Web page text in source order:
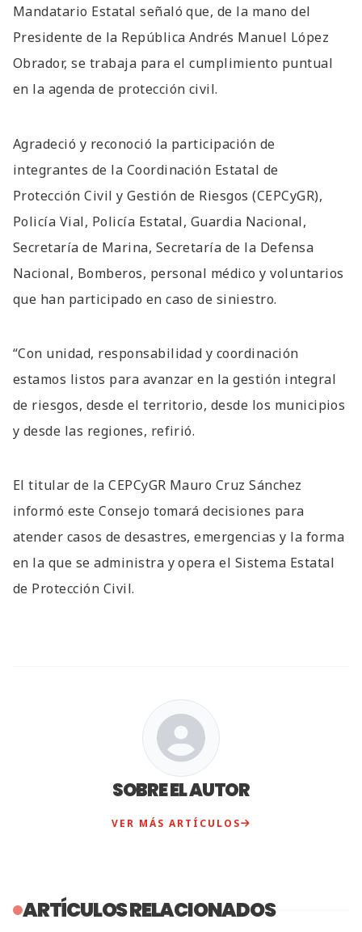
Mandatario Estatal señaló que, de la mano del
Presidente de la República Andrés Manuel López
Obrador, se trabaja para el cumplimiento puntual
en la agenda de protección civil.
Agradeció y reconoció la participación de
integrantes de la Coordinación Estatal de
Protección Civil y Gestión de Riesgos (CEPCyGR),
Policía Vial, Policía Estatal, Guardia Nacional,
Secretaría de Marina, Secretaría de la Defensa
Nacional, Bomberos, personal médico y voluntarios
que han participado en caso de siniestro.
“Con unidad, responsabilidad y coordinación
estamos listos para avanzar en la gestión integral
de riesgos, desde el territorio, desde los municipios
y desde las regiones, refirió.
El titular de la CEPCyGR Mauro Cruz Sánchez
informó este Consejo tomará decisiones para
atender casos de desastres, emergencias y la forma
en la que se administra y opera el Sistema Estatal
de Protección Civil.
SOBRE EL AUTOR
VER MÁS ARTÍCULOS
ARTÍCULOS RELACIONADOS